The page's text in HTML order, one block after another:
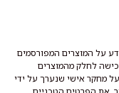
על המוצרים המפורסמים
לחלק מהמוצרים
על מחקר אישי שנערך על ידי